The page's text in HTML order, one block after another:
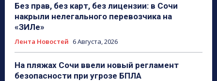
Без прав, без карт, без лицензии: в Сочи
накрыли нелегального перевозчика на
«ЗИЛе»
Лента Новостей 6 Августа, 2026
На пляжах Сочи ввели новый регламент
безопасности при угрозе БПЛА